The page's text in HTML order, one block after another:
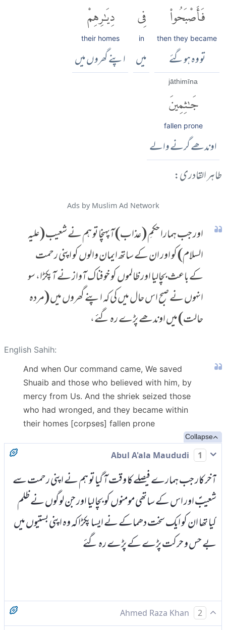
فَأَصْبَحُوا۟
then they became
تو وہ ہوگئے
فِى
in
میں
دِيَٰرِهِمْ
their homes
اپنے گھروں میں
jāthimīna
جَٰثِمِينَ
fallen prone
اوندھے گرنے والے
طاہر القادری:
Ads by Muslim Ad Network
اور جب ہمارا حکمِ (عذاب) آپہنچا تو ہم نے شعیب (علیہ
السلام) کو اور ان کے ساتھ ایمان والوں کو اپنی رحمت
کے باعث بچالیا اور ظالموں کو خوفناک آواز نے آپکڑا، سو
انہوں نے صبح اس حال میں کی کہ اپنے گھروں میں (مردہ
حالت) میں اوندھے پڑے رہ گئے،
English Sahih:
And when Our command came, We saved
Shuaib and those who believed with him, by
mercy from Us. And the shriek seized those
who had wronged, and they became within
their homes [corpses] fallen prone
Collapse
1
آخر کار جب ہمارے فیصلے کا وقت آ گیا تو ہم نے اپنی رحمت سے
شعیبؑ اور اس کے ساتھی مومنوں کو بچا لیا اور جن لوگوں نے ظلم
کیا تھا ان کو ایک سخت دھماکے نے ایسا پکڑا کہ وہ اپنی بستیوں میں
بے حس و حرکت پڑے کے پڑے رہ گئے
2